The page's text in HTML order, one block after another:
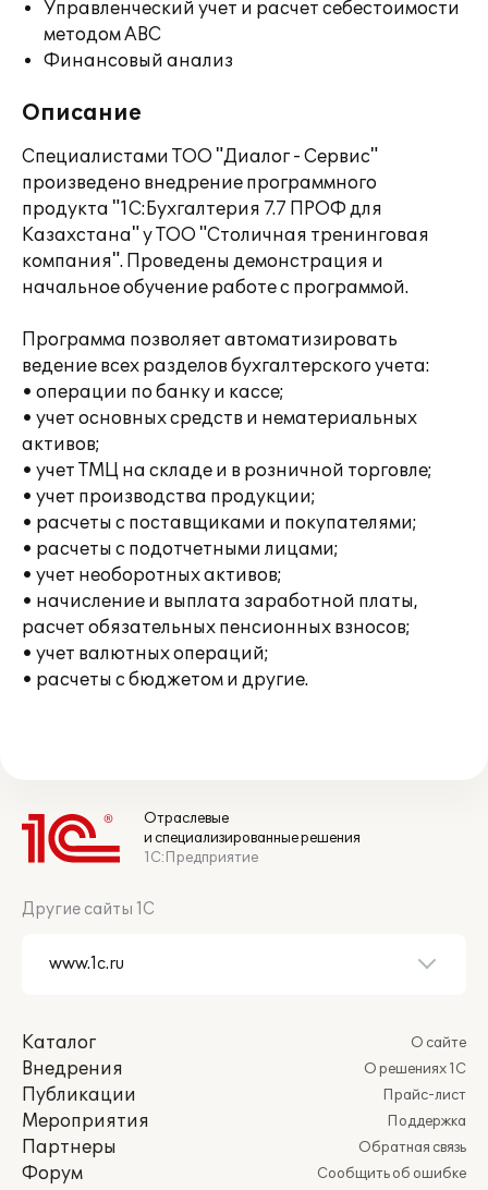
Управленческий учет и расчет себестоимости
методом ABC
Финансовый анализ
Описание
Специалистами ТОО "Диалог - Сервис"
произведено внедрение программного
продукта "1С:Бухгалтерия 7.7 ПРОФ для
Казахстана" у ТОО "Столичная тренинговая
компания". Проведены демонстрация и
начальное обучение работе с программой.
Программа позволяет автоматизировать
ведение всех разделов бухгалтерского учета:
• операции по банку и кассе;
• учет основных средств и нематериальных
активов;
• учет ТМЦ на складе и в розничной торговле;
• учет производства продукции;
• расчеты с поставщиками и покупателями;
• расчеты с подотчетными лицами;
• учет необоротных активов;
• начисление и выплата заработной платы,
расчет обязательных пенсионных взносов;
• учет валютных операций;
• расчеты с бюджетом и другие.
Отраслевые
и специализированные решения
1С:Предприятие
Другие сайты 1С
Каталог
Внедрения
Публикации
Мероприятия
Партнеры
Форум
О сайте
О решениях 1С
Прайс-лист
Поддержка
Обратная связь
Сообщить об ошибке